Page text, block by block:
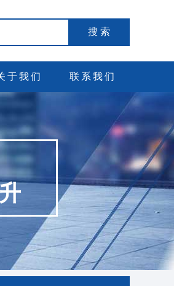
于我们 联系我们